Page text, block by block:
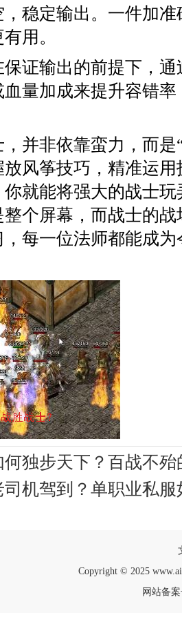
稳定输出。一件加
用。
证输出的前提下，
量加成来提升容错
并非依靠蛮力，而是
风筝技巧，精准运
你就能将强大的战士
个屏幕，而战士的
每一位法师都能成
何独步天下？百战不
司机驾到？单职业私
Copyright © 2025
网站备